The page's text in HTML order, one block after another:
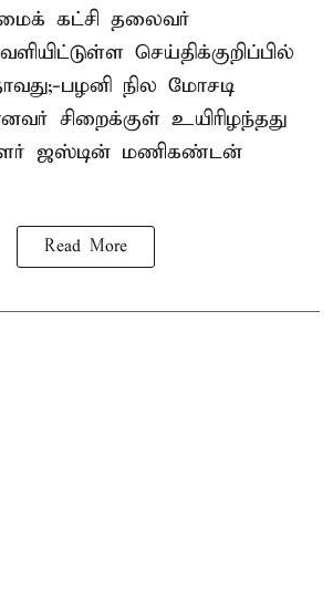
கட்சி தலைவர்
செய்திக்குறிப்பில்
பழனி நில மோசடி
சிறைக்குள் உயிரிழந்தது
ஜஸ்டின் மணிகண்டன்
Read More